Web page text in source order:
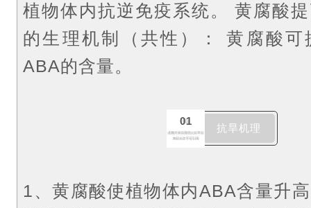
植物体内抗逆免疫系统。黄腐酸
的生理机制（共性）：黄腐酸可
ABA的含量。
01
抗旱机理
1、黄腐酸使植物体内ABA含量升